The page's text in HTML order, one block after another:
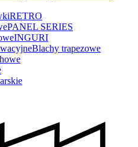
RETRO
PANEL SERIES
INGURI
Blachy trapezowe